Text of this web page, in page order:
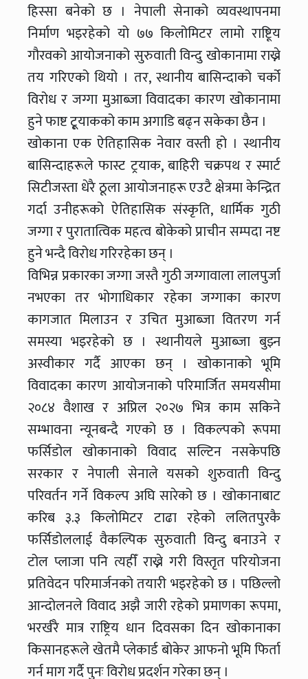
हिस्सा बनेको छ । नेपाली सेनाको व्यवस्थापनमा
निर्माण भइरहेको यो ७७ किलोमिटर लामो राष्टिूय
गौरवको आयोजनाको सुरुवाती विन्दु खोकानामा राख्ने
तय गरिएको थियो । तर, स्थानीय बासिन्दाको चर्को
विरोध र जग्गा मुआब्जा विवादका कारण खोकानामा
हुने फाष्ट टू्याकको काम अगाडि बढ्न सकेका छैन ।
खोकाना एक ऐतिहासिक नेवार वस्ती हो । स्थानीय
बासिन्दाहरूले फास्ट ट्रयाक, बाहिरी चक्रपथ र स्मार्ट
सिटीजस्ता धेरै ठूला आयोजनाहरू एउटै क्षेत्रमा केन्द्रित
गर्दा उनीहरूको ऐतिहासिक संस्कृति, धार्मिक गुठी
जग्गा र पुरातात्विक महत्व बोकेको प्राचीन सम्पदा नष्ट
हुने भन्दै विरोध गरिरहेका छन् ।
विभिन्न प्रकारका जग्गा जस्तै गुठी जग्गावाला लालपुर्जा
नभएका तर भोगाधिकार रहेका जग्गाका कारण
कागजात मिलाउन र उचित मुआब्जा वितरण गर्न
समस्या भइरहेको छ । स्थानीयले मुआब्जा बुझ्न
अस्वीकार गर्दै आएका छन् । खोकानाको भूमि
विवादका कारण आयोजनाको परिमार्जित समयसीमा
२०८४ वैशाख र अप्रिल २०२७ भित्र काम सकिने
सम्भावना न्यूनबन्दै गएको छ । विकल्पको रूपमा
फर्सिडोल खोकानाको विवाद सल्टिन नसकेपछि
सरकार र नेपाली सेनाले यसको शुरुवाती विन्दु
परिवर्तन गर्ने विकल्प अघि सारेको छ । खोकानाबाट
करिब ३.३ किलोमिटर टाढा रहेको ललितपुरकै
फर्सिडोललाई वैकल्पिक सुरुवाती विन्दु बनाउने र
टोल प्लाजा पनि त्यहीँ राख्ने गरी विस्तृत परियोजना
प्रतिवेदन परिमार्जनको तयारी भइरहेको छ । पछिल्लो
आन्दोलनले विवाद अझै जारी रहेको प्रमाणका रूपमा,
भरर्खरै मात्र राष्ट्रिय धान दिवसका दिन खोकानाका
किसानहरूले खेतमै प्लेकार्ड बोकेर आफनो भूमि फिर्ता
गर्न माग गर्दै पुनः विरोध प्रदर्शन गरेका छन् ।